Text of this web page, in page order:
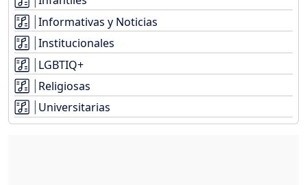
Informativas y Noticias
Institucionales
LGBTIQ+
Religiosas
Universitarias